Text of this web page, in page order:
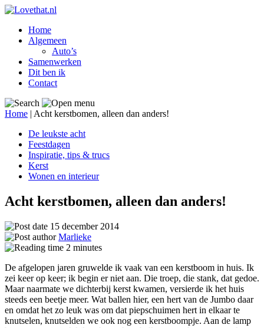
Home
Algemeen
Auto’s
Samenwerken
Dit ben ik
Contact
Home | Acht kerstbomen, alleen dan anders!
De leukste acht
Feestdagen
Inspiratie, tips & trucs
Kerst
Wonen en interieur
Acht kerstbomen, alleen dan anders!
15 december 2014
Marlieke
2 minutes
De afgelopen jaren gruwelde ik vaak van een kerstboom in huis. Ik
zei keer op keer; ik begin er niet aan. Die troep, die stank, dat gedoe.
Maar naarmate we dichterbij kerst kwamen, versierde ik het huis
steeds een beetje meer. Wat ballen hier, een hert van de Jumbo daar
en omdat het zo leuk was om dat piepschuimen hert in elkaar te
knutselen, knutselden we ook nog een kerstboompje. Aan de lamp